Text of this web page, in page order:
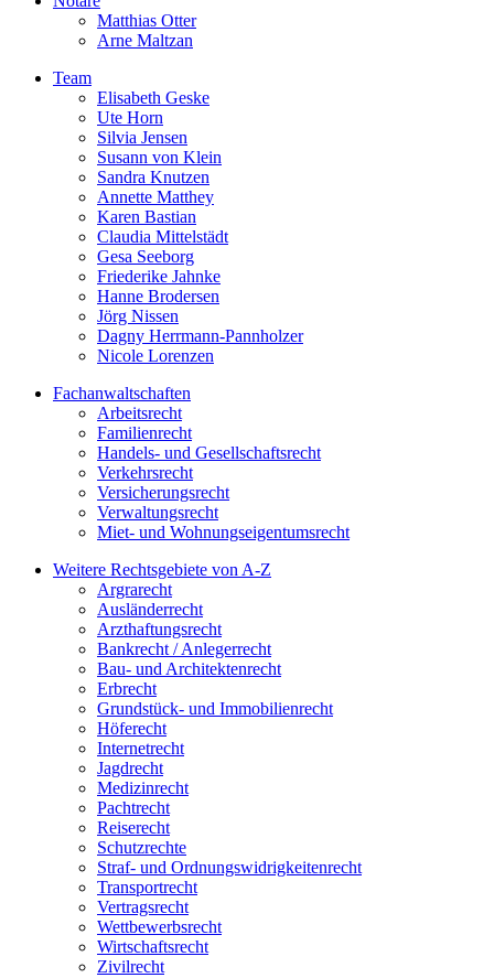
Matthias Otter
Arne Maltzan
Team
Elisabeth Geske
Ute Horn
Silvia Jensen
Susann von Klein
Sandra Knutzen
Annette Matthey
Karen Bastian
Claudia Mittelstädt
Gesa Seeborg
Friederike Jahnke
Hanne Brodersen
Jörg Nissen
Dagny Herrmann-Pannholzer
Nicole Lorenzen
Fachanwaltschaften
Arbeitsrecht
Familienrecht
Handels- und Gesellschaftsrecht
Verkehrsrecht
Versicherungsrecht
Verwaltungsrecht
Miet- und Wohnungseigentumsrecht
Weitere Rechtsgebiete von A-Z
Argrarecht
Ausländerrecht
Arzthaftungsrecht
Bankrecht / Anlegerrecht
Bau- und Architektenrecht
Erbrecht
Grundstück- und Immobilienrecht
Höferecht
Internetrecht
Jagdrecht
Medizinrecht
Pachtrecht
Reiserecht
Schutzrechte
Straf- und Ordnungswidrigkeitenrecht
Transportrecht
Vertragsrecht
Wettbewerbsrecht
Wirtschaftsrecht
Zivilrecht